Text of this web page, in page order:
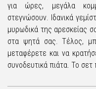
για ώρες, μεγάλα
στεγνώσουν. Ιδανικά
μυρωδικά της αρεσκείας
στα ψητά σας. Τέλος,
μεταφέρετε και να
συνοδευτικά πιάτα. Το σετ